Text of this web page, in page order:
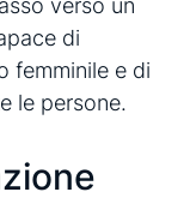
verso un
di
femminile e di
le persone.